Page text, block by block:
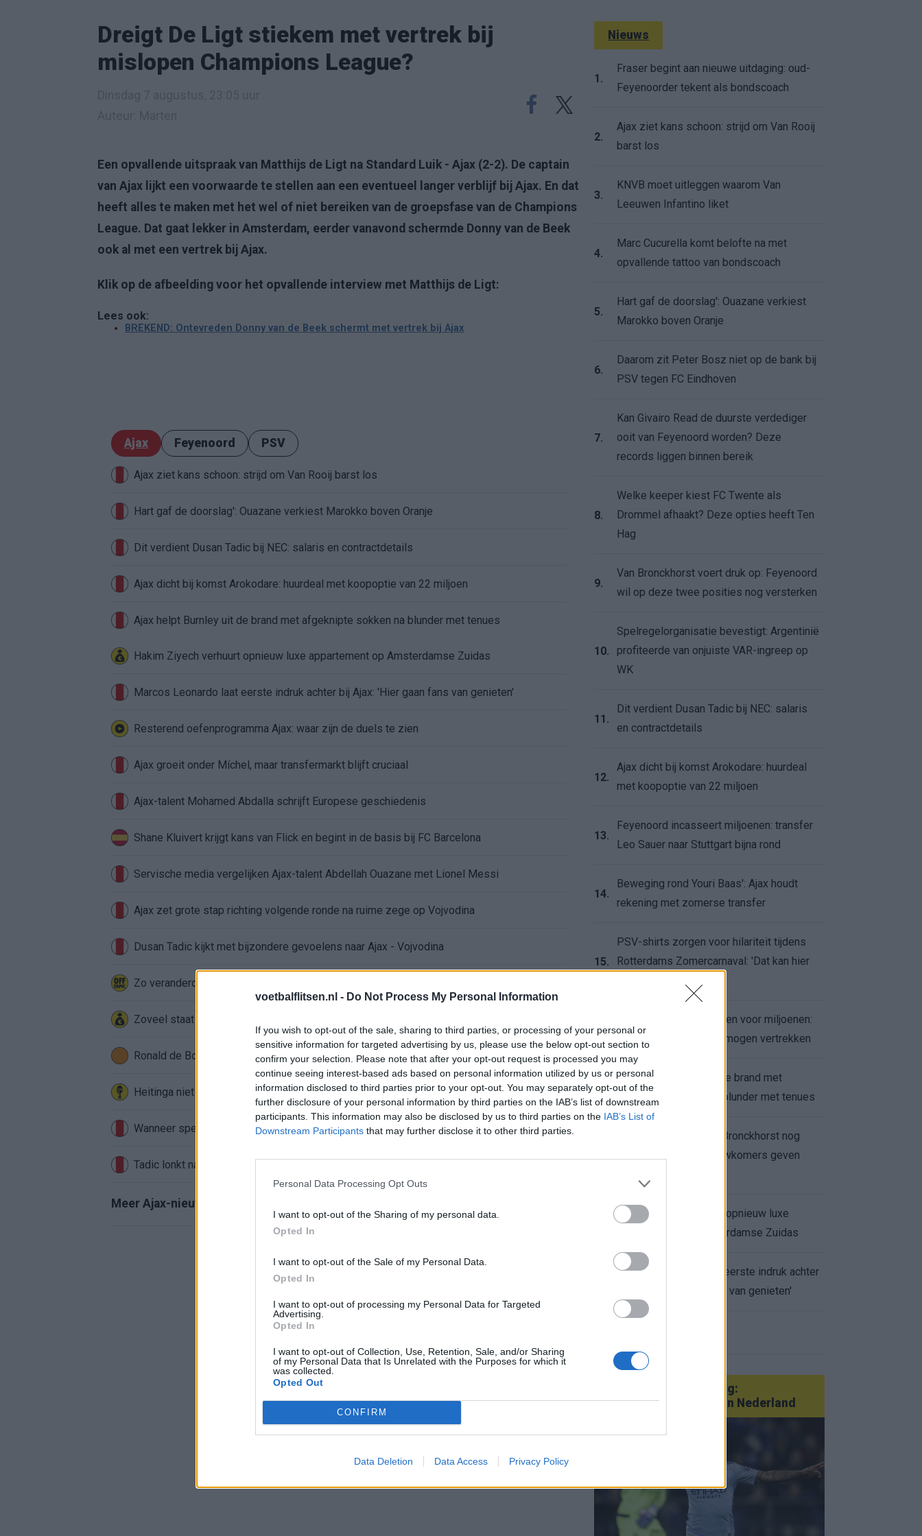
voetbalflitsen.nl - Do Not Process My Personal Information
If you wish to opt-out of the sale, sharing to third parties, or processing of your personal or
sensitive information for targeted advertising by us, please use the below opt-out section to
confirm your selection. Please note that after your opt-out request is processed you may
continue seeing interest-based ads based on personal information utilized by us or personal
information disclosed to third parties prior to your opt-out. You may separately opt-out of the
further disclosure of your personal information by third parties on the IAB’s list of downstream
participants. This information may also be disclosed by us to third parties on the IAB’s List of
Downstream Participants that may further disclose it to other third parties.
Personal Data Processing Opt Outs
I want to opt-out of the Sharing of my personal data.
Opted In
I want to opt-out of the Sale of my Personal Data.
Opted In
I want to opt-out of processing my Personal Data for Targeted
Advertising.
Opted In
I want to opt-out of Collection, Use, Retention, Sale, and/or Sharing
of my Personal Data that Is Unrelated with the Purposes for which it
was collected.
Opted Out
CONFIRM
Data Deletion Data Access Privacy Policy
Dreigt De Ligt stiekem met vertrek bij
mislopen Champions League?
Een opvallende uitspraak van Matthijs de Ligt na Standard Luik - Ajax (2-2). De captain
van Ajax lijkt een voorwaarde te stellen aan een eventueel langer verblijf bij Ajax. En dat
heeft alles te maken met het wel of niet bereiken van de groepsfase van de Champions
League. Dat gaat lekker in Amsterdam, eerder vanavond schermde Donny van de Beek
ook al met een vertrek bij Ajax.
Klik op de afbeelding voor het opvallende interview met Matthijs de Ligt:
Lees ook:
BREKEND: Ontevreden Donny van de Beek schermt met vertrek bij Ajax
Ajax Feyenoord PSV
Ajax ziet kans schoon: strijd om Van Rooij barst los
Hart gaf de doorslag': Ouazane verkiest Marokko boven Oranje
Dit verdient Dusan Tadic bij NEC: salaris en contractdetails
Ajax dicht bij komst Arokodare: huurdeal met koopoptie van 22 miljoen
Ajax helpt Burnley uit de brand met afgeknipte sokken na blunder met tenues
Hakim Ziyech verhuurt opnieuw luxe appartement op Amsterdamse Zuidas
Marcos Leonardo laat eerste indruk achter bij Ajax: 'Hier gaan fans van genieten'
Resterend oefenprogramma Ajax: waar zijn de duels te zien
Ajax groeit onder Míchel, maar transfermarkt blijft cruciaal
Ajax-talent Mohamed Abdalla schrijft Europese geschiedenis
Shane Kluivert krijgt kans van Flick en begint in de basis bij FC Barcelona
Servische media vergelijken Ajax-talent Abdellah Ouazane met Lionel Messi
Ajax zet grote stap richting volgende ronde na ruime zege op Vojvodina
Dusan Tadic kijkt met bijzondere gevoelens naar Ajax - Vojvodina
Zo veranderde de relatie tussen Rafael van der Vaart en Sylvie Meis door de jaren heen
Zoveel staat er financieel op het spel voor Ajax en FC Twente in Europa
Ronald de Boer noemt Reiziger als bondscoach: "Kampioen met Jong Ajax"
Heitinga niet langer alleen: Argentijn schrijft geschiedenis met rode kaart in WK-finale
Wanneer speelt Ajax in de Conference League? Dit zijn de belangrijke data
Tadic lonkt naar verrassende Eredivisie-terugkeer: NEC onderzoekt komst van Ajax-icoon
Meer Ajax-nieuws
Nieuws
1.
Fraser begint aan nieuwe uitdaging: oud-
Feyenoorder tekent als bondscoach
2.
Ajax ziet kans schoon: strijd om Van Rooij
barst los
3.
KNVB moet uitleggen waarom Van
Leeuwen Infantino liket
4.
Marc Cucurella komt belofte na met
opvallende tattoo van bondscoach
5.
Hart gaf de doorslag': Ouazane verkiest
Marokko boven Oranje
6.
Daarom zit Peter Bosz niet op de bank bij
PSV tegen FC Eindhoven
7.
Kan Givairo Read de duurste verdediger
ooit van Feyenoord worden? Deze
records liggen binnen bereik
8.
Welke keeper kiest FC Twente als
Drommel afhaakt? Deze opties heeft Ten
Hag
9.
Van Bronckhorst voert druk op: Feyenoord
wil op deze twee posities nog versterken
10.
Spelregelorganisatie bevestigt: Argentinië
profiteerde van onjuiste VAR-ingreep op
WK
11.
Dit verdient Dusan Tadic bij NEC: salaris
en contractdetails
12.
Ajax dicht bij komst Arokodare: huurdeal
met koopoptie van 22 miljoen
13.
Feyenoord incasseert miljoenen: transfer
Leo Sauer naar Stuttgart bijna rond
14.
Beweging rond Youri Baas': Ajax houdt
rekening met zomerse transfer
15.
PSV-shirts zorgen voor hilariteit tijdens
Rotterdams Zomercarnaval: 'Dat kan hier
16.
Feyenoord zet deur open voor miljoenen:
Ueda en Hadj Moussa mogen vertrekken
17.
Ajax helpt Burnley uit de brand met
afgeknipte sokken na blunder met tenues
Feyenoord onder Van Bronckhorst nog
altijd ongeslagen: nieuwkomers geven
Hakim Ziyech verhuurt opnieuw luxe
appartement op Amsterdamse Zuidas
Marcos Leonardo laat eerste indruk achter
bij Ajax: 'Hier gaan fans van genieten'
Van Götze tot Sterling:
statementtransfers in Nederland